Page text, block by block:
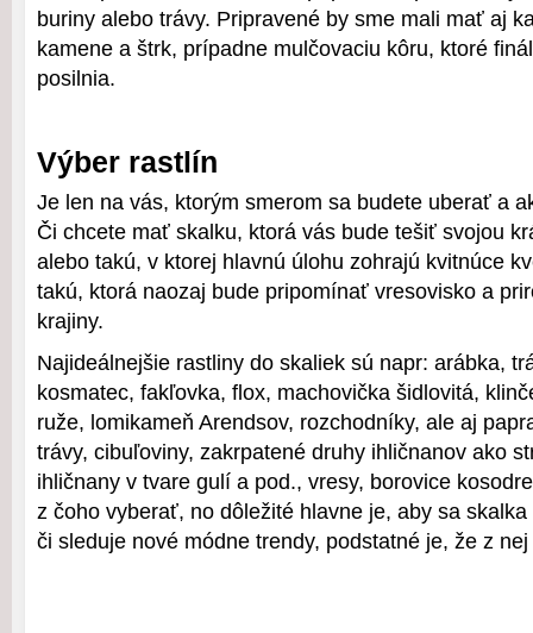
buriny alebo trávy. Pripravené by sme mali mať aj
kamene a štrk, prípadne mulčovaciu kôru, ktoré
posilnia.
Výber rastlín
Je len na vás, ktorým smerom sa budete uberať a
Či chcete mať skalku, ktorá vás bude tešiť svojou
alebo takú, v ktorej hlavnú úlohu zohrajú kvitnúce
takú, ktorá naozaj bude pripomínať vresovisko a
krajiny.
Najideálnejšie rastliny do skaliek sú napr: arábka,
kosmatec, fakľovka, flox, machovička šidlovitá,
ruže, lomikameň Arendsov, rozchodníky, ale aj
trávy, cibuľoviny, zakrpatené druhy ihličnanov ako
ihličnany v tvare gulí a pod., vresy, borovice
z čoho vyberať, no dôležité hlavne je, aby sa
či sleduje nové módne trendy, podstatné je, že z